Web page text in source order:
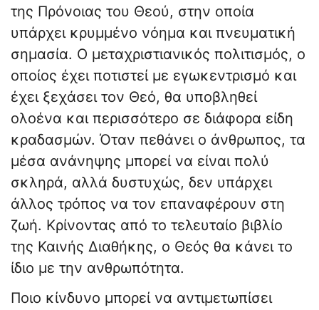
της Πρόνοιας του Θεού, στην οποία
υπάρχει κρυμμένο νόημα και πνευματική
σημασία. Ο μεταχριστιανικός πολιτισμός, ο
οποίος έχει ποτιστεί με εγωκεντρισμό και
έχει ξεχάσει τον Θεό, θα υποβληθεί
ολοένα και περισσότερο σε διάφορα είδη
κραδασμών. Όταν πεθάνει ο άνθρωπος, τα
μέσα ανάνηψης μπορεί να είναι πολύ
σκληρά, αλλά δυστυχώς, δεν υπάρχει
άλλος τρόπος να τον επαναφέρουν στη
ζωή. Κρίνοντας από το τελευταίο βιβλίο
της Καινής Διαθήκης, ο Θεός θα κάνει το
ίδιο με την ανθρωπότητα.
Ποιο κίνδυνο μπορεί να αντιμετωπίσει